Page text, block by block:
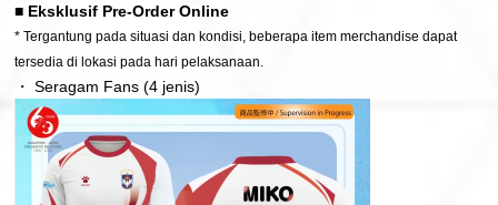
■ Eksklusif Pre-Order Online
* Tergantung pada situasi dan kondisi, beberapa item merchandise dapat
tersedia di lokasi pada hari pelaksanaan.
・ Seragam Fans (4 jenis)